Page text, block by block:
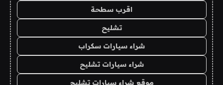
اقرب سطحة
تشليح
شراء سيارات سكراب
شراء سيارات تشليح
موقع شراء سيارات تشليح